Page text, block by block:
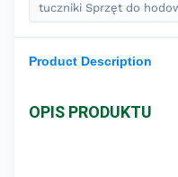
tuczniki Sprzęt do
Product Description
OPIS PRODUKTU